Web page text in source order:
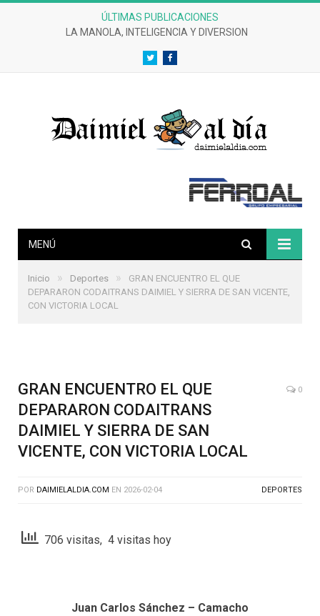
ÚLTIMAS PUBLICACIONES
LA MANOLA, INTELIGENCIA Y DIVERSION
TwitterFacebook
MENÚ
Inicio » Deportes »
GRAN ENCUENTRO EL QUE
DEPARARON CODAITRANS DAIMIEL Y SIERRA DE SAN VICENTE,
CON VICTORIA LOCAL
GRAN ENCUENTRO EL QUE
DEPARARON CODAITRANS
DAIMIEL Y SIERRA DE SAN
VICENTE, CON VICTORIA LOCAL
0
POR DAIMIELALDIA.COM EN 2026-02-04 DEPORTES
706 visitas, 4 visitas hoy
Juan Carlos Sánchez – Camacho